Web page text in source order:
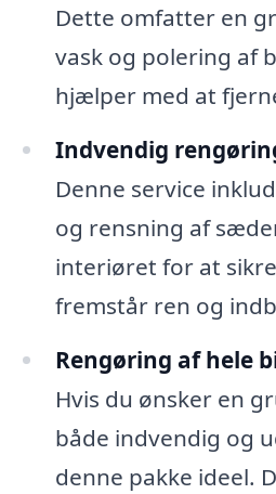
Dette omfatter en
vask og polering af
hjælper med at
Indvendig
Denne service
og rensning af
interiøret for at
fremstår ren og
Rengøring af hele
Hvis du ønsker en
både indvendig og
denne pakke ideel.